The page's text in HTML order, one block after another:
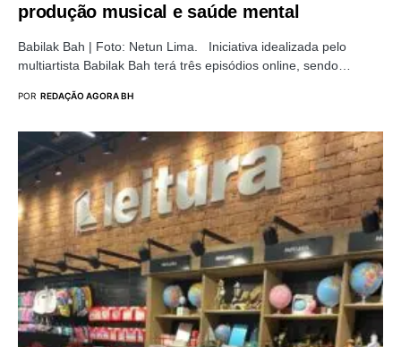
produção musical e saúde mental
Babilak Bah | Foto: Netun Lima. Iniciativa idealizada pelo
multiartista Babilak Bah terá três episódios online, sendo…
POR REDAÇÃO AGORA BH